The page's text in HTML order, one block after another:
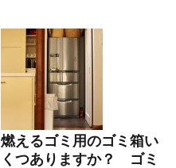
燃えるゴミ用のゴミ箱い
くつありますか？ ゴミ